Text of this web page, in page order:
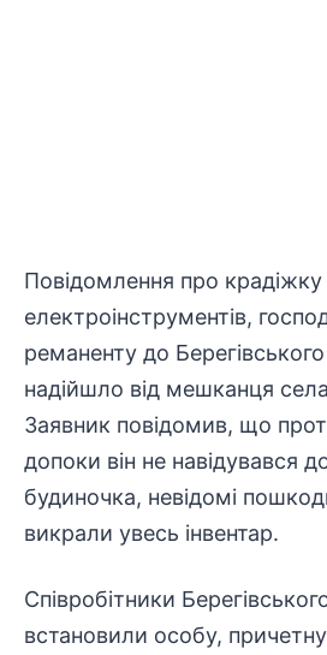
Повідомлення про крадіжку
електроінструментів,
реманенту до Берегівського
надійшло від мешканця
Заявник повідомив, що
допоки він не навідувався
будиночка, невідомі
викрали увесь інвентар.
Співробітники Берегівського
встановили особу,